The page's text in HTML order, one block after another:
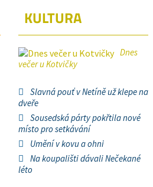
KULTURA
Dnes
večer u Kotvičky
Slavná pouť v Netíně už klepe na
dveře
Sousedská párty pokřtila nové
místo pro setkávání
Umění v kovu a ohni
Na koupališti dávali Nečekané
léto